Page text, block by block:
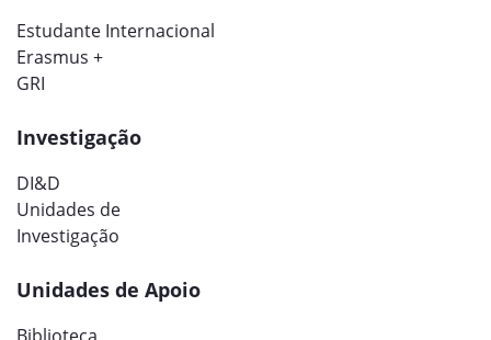
Estudante Internacional
Erasmus +
GRI
Investigação
DI&D
Unidades de
Investigação
Unidades de Apoio